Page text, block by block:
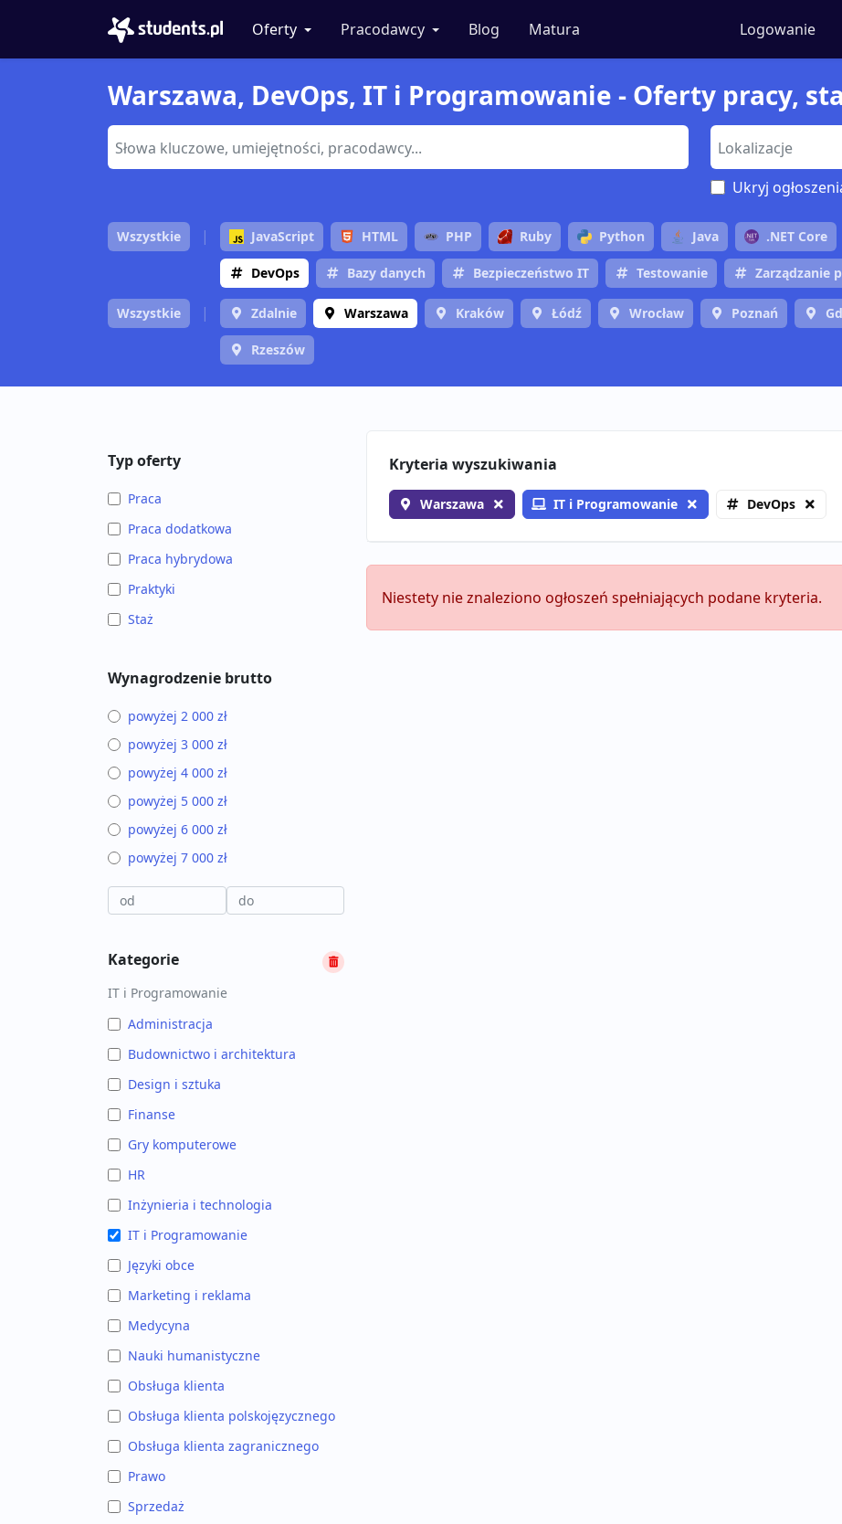
Oferty Pracodawcy Blog Matura Logowanie
Warszawa, DevOps, IT i Programowanie - Oferty pracy,
Ukryj
Wszystkie JavaScript HTML PHP Ruby Python Java .NET Core
DevOps Bazy danych Bezpieczeństwo IT Testowanie Zarządzanie
Wszystkie Zdalnie Warszawa Kraków Łódź Wrocław Poznań
Rzeszów
Typ oferty
Praca
Praca dodatkowa
Praca hybrydowa
Praktyki
Staż
Wynagrodzenie brutto
powyżej 2 000 zł
powyżej 3 000 zł
powyżej 4 000 zł
powyżej 5 000 zł
powyżej 6 000 zł
powyżej 7 000 zł
Kategorie
IT i Programowanie
Administracja
Budownictwo i architektura
Design i sztuka
Finanse
Gry komputerowe
HR
Inżynieria i technologia
IT i Programowanie
Języki obce
Marketing i reklama
Medycyna
Nauki humanistyczne
Obsługa klienta
Obsługa klienta polskojęzycznego
Obsługa klienta zagranicznego
Prawo
Sprzedaż
Kryteria wyszukiwania
Warszawa IT i Programowanie DevOps
Niestety nie znaleziono ogłoszeń spełniających podane kryteria.